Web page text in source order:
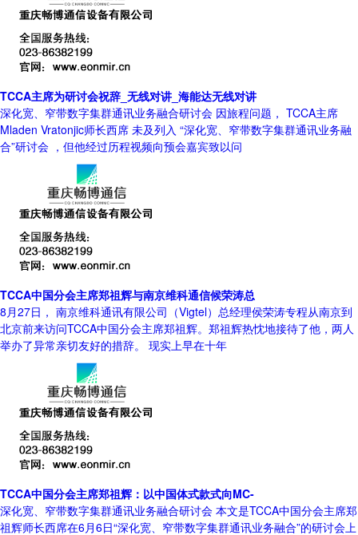
TCCA主席为研讨会祝辞_无线对讲_海能达无线对讲
深化宽、窄带数字集群通讯业务融合研讨会 因旅程问题， TCCA主席
Mladen Vratonjic师长西席 未及列入 “深化宽、窄带数字集群通讯业务融
合”研讨会 ，但他经过历程视频向预会嘉宾致以问
TCCA中国分会主席郑祖辉与南京维科通信候荣涛总
8月27日， 南京维科通讯有限公司（Vigtel）总经理侯荣涛专程从南京到
北京前来访问TCCA中国分会主席郑祖辉。郑祖辉热忱地接待了他，两人
举办了异常亲切友好的措辞。 现实上早在十年
TCCA中国分会主席郑祖辉：以中国体式款式向MC-
深化宽、窄带数字集群通讯业务融合研讨会 本文是TCCA中国分会主席郑
祖辉师长西席在6月6日“深化宽、窄带数字集群通讯业务融合”的研讨会上